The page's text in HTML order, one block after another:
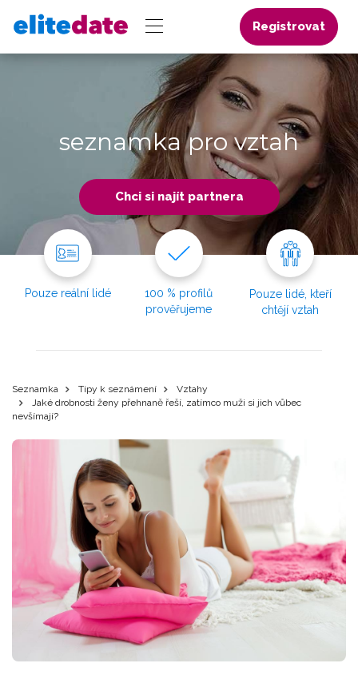
Registrovat
seznamka pro vztah
Chci si najít partnera
Pouze reální lidé
100 % profilů
prověřujeme
Pouze lidé, kteří
chtějí vztah
Seznamka Tipy k seznámení
Vztahy
Jaké drobnosti ženy přehnaně řeší, zatímco muži si jich vůbec
nevšímají?